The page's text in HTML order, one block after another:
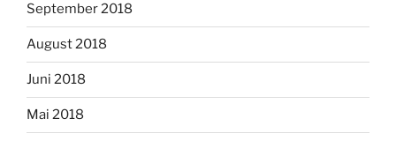
September 2018
August 2018
Juni 2018
Mai 2018